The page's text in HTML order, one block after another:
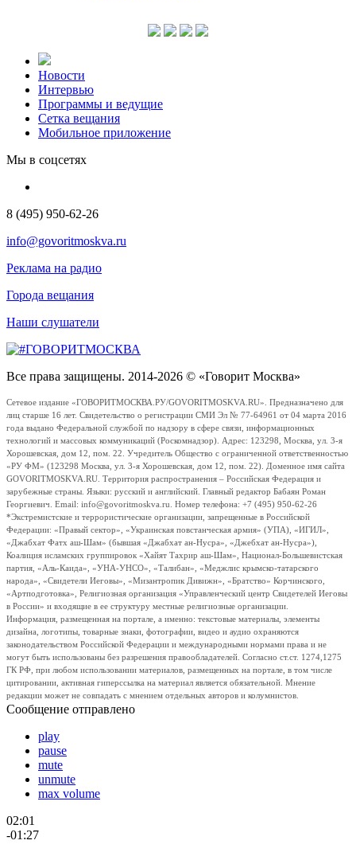
Новости
Интервью
Программы и ведущие
Сетка вещания
Мобильное приложение
Мы в соцсетях
8 (495) 950-62-26
info@govoritmoskva.ru
Реклама на радио
Города вещания
Наши слушатели
Все права защищены. 2014-2026 © «Говорит Москва»
Сетевое издание «ГОВОРИТМОСКВА.РУ/GOVORITMOSKVA.RU». Предназначено для
лиц старше 16 лет. Свидетельство о регистрации СМИ Эл № 77-64961 от 04 марта 2016
года выдано Федеральной службой по надзору в сфере связи, информационных
технологий и массовых коммуникаций (Роскомнадзор). Адрес: 123298, Москва, ул. 3-я
Хорошевская, дом 12, пом. 22. Учредитель Общество с ограниченной ответственностью
«РУ ФМ» (123298 Москва, ул. 3-я Хорошевская, дом 12, пом. 22). Доменное имя сайта
GOVORITMOSKVA.RU. Территория распространения – Российская Федерация и
зарубежные страны. Языки: русский и английский. Главный редактор Бабаян Роман
Георгиевич. Email: info@govoritmoskva.ru. Номер телефона: +7 (495) 950-62-26
*Экстремистские и террористические организации, запрещенные в Российской
Федерации: «Правый сектор», «Украинская повстанческая армия» (УПА), «ИГИЛ»,
«Джабхат Фатх аш-Шам» (бывшая «Джабхат ан-Нусра», «Джебхат ан-Нусра»),
Коалиция исламских группировок «Хайят Тахрир аш-Шам», Национал-Большевистская
партия, «Аль-Каида», «УНА-УНСО», «Талибан», «Меджлис крымско-татарского
народа», «Свидетели Иеговы», «Мизантропик Дивижн», «Братство» Корчинского,
«Артподготовка», Религиозная организация «Управленческий центр Свидетелей Иеговы
в России» и входящие в ее структуру местные религиозные организации.
Информация, размещенная на портале, а именно: текстовые материалы, элементы
дизайна, логотипы, товарные знаки, фотографии, видео и аудио охраняются
законодательством Российской Федерации и международными нормами права и не
могут быть использованы без разрешения правообладателей. Согласно ст.ст. 1274,1275
ГК РФ, при любом использовании материалов, размещенных на портале, в том числе
цитировании, активная гиперссылка на материал является обязательной. Мнение
редакции может не совпадать с мнением отдельных авторов и колумнистов.
Сообщение отправлено
play
pause
mute
unmute
max volume
02:01
-01:27